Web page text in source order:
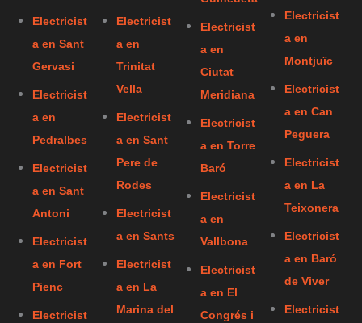
Electricist
a en Sant
Gervasi
Electricist
a en
Pedralbes
Electricist
a en Sant
Antoni
Electricist
a en Fort
Pienc
Electricist
Electricist
a en
Trinitat
Vella
Electricist
a en Sant
Pere de
Rodes
Electricist
a en Sants
Electricist
a en La
Marina del
Electricist
a en
Ciutat
Meridiana
Electricist
a en Torre
Baró
Electricist
a en
Vallbona
Electricist
a en El
Congrés i
Electricist
a en
Montjuïc
Electricist
a en Can
Peguera
Electricist
a en La
Teixonera
Electricist
a en Baró
de Viver
Electricist